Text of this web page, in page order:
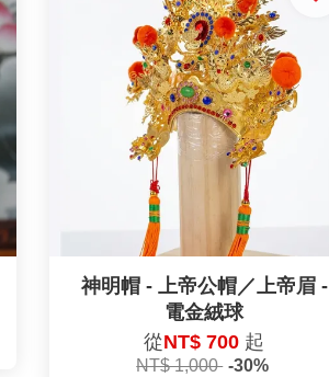
神明帽 - 上帝公帽／上帝眉 -
電金絨球
從NT$ 700 起
NT$ 1,000 -30%